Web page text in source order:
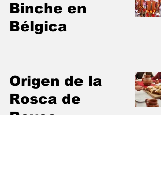
Binche en
Bélgica
Origen de la
Rosca de
Reyes